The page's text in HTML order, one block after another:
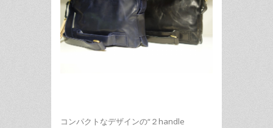
コンパクトなデザインの“２handle